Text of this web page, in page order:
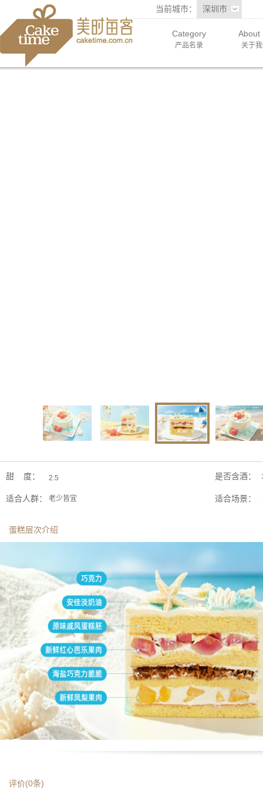
当前城市： 深圳市
Category
产品名录
About
关于
甜 度： 2.5 是否含酒：
适合人群： 老少皆宜 适合场景：
蛋糕层次介绍
评价(0条)